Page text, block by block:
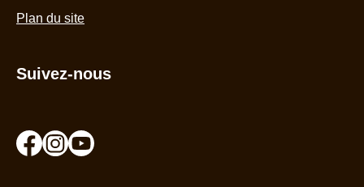
Plan du site
Suivez-nous